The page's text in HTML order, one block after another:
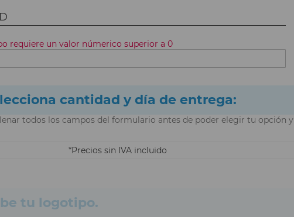
requiere un valor númerico superior a 0
cantidad y día de entrega:
todos los campos del formulario antes de poder elegir tu opción y
Precios sin IVA incluido
tu logotipo.